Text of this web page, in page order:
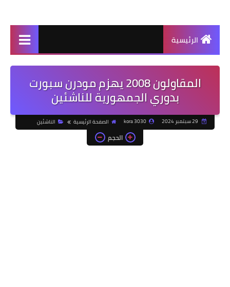
الرئيسية
المقاولون 2008 يهزم مودرن سبورت
بدوري الجمهورية للناشئين
kora 3030 الصفحة الرئيسية الناشئين
الحجم